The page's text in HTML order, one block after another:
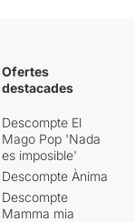
Ofertes
destacades
Descompte El
Mago Pop 'Nada
es imposible'
Descompte Ànima
Descompte
Mamma mia